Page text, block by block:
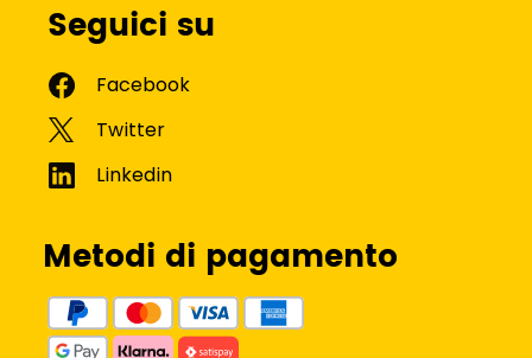
Seguici su
Metodi di pagamento